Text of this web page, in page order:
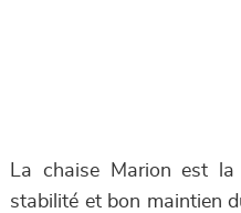
La chaise Marion est
stabilité et bon maintien